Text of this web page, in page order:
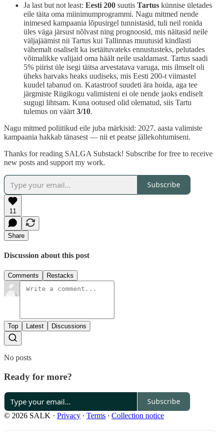
Ja last but not least: Eesti 200 suutis Tartus künnise ületades
eile täita oma miinimumprogrammi. Nagu mitmed nende
inimesed kampaania lõpusirgel tunnistasid, tuli neil ronida
üles väga järsust nõlvast ning prognoosid, mis näitasid neile
väljajäämist nii Tartus kui Tallinnas muutusid kindlasti
vähemalt osaliselt ka isetäituvateks ennustusteks, pelutades
võimalikke valijaid oma häält neile usaldamast. Tartus saadi
5% piirist üle isegi täitsa arvestatava varuga, mis ilmselt oli
üheks harvaks heaks uudiseks, mis Eesti 200-t viimastel
kuudel tabanud on. Katastroof suudeti ära hoida, aga tee
järgmiste Riigikogu valimisteni ei ole nende jaoks endiselt
sugugi lihtsam. Kuna ootused olid olematud, siis Tartu
tulemus on väärt 3/10.
Nagu mitmed poliitikud eile juba märkisid: 2027. aasta valimiste
kampaania hakkab tänasest — nii et peatse jällekohtumiseni.
Thanks for reading SALGA Substack! Subscribe for free to receive
new posts and support my work.
Subscribe
11
Share
Discussion about this post
Comments Restacks
Top Latest Discussions
No posts
Ready for more?
Subscribe
© 2026 SALK · Privacy ∙ Terms ∙ Collection notice